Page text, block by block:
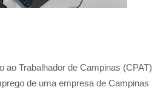
ao Trabalhador de Campinas (CPAT)
de uma empresa de Campinas